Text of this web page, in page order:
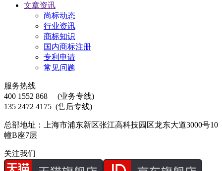
文章资讯
尚标动态
行业资讯
商标知识
国内商标注册
专利申请
常见问题
服务热线
400 1552 868
(业务专线)
135 2472 4175 (售后专线)
总部地址：上海市浦东新区张江高科技园区龙东大道3000号10
幢B座7层
关注我们